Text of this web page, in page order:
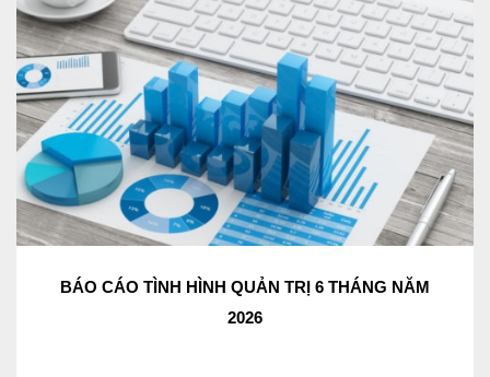
BÁO CÁO TÌNH HÌNH QUẢN TRỊ 6 THÁNG NĂM
2026